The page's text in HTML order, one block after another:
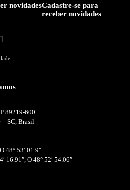
Cadastre-se para
receber novidades
89219-600
SC, Brasil
48° 53′ 01.9″
16.91″, O 48° 52′ 54.06″